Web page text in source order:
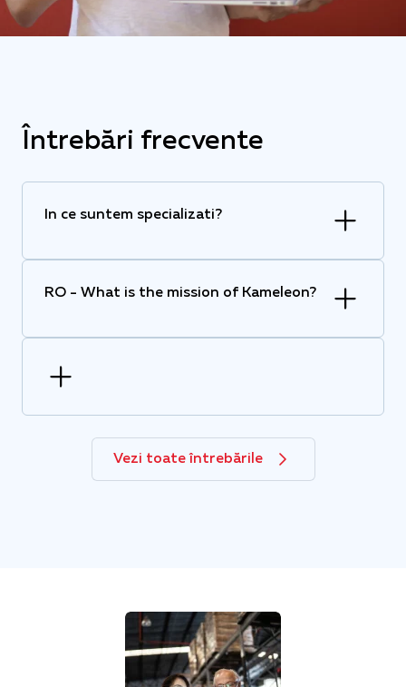
Întrebări frecvente
In ce suntem specializati?
RO - What is the mission of Kameleon?
Vezi toate întrebările